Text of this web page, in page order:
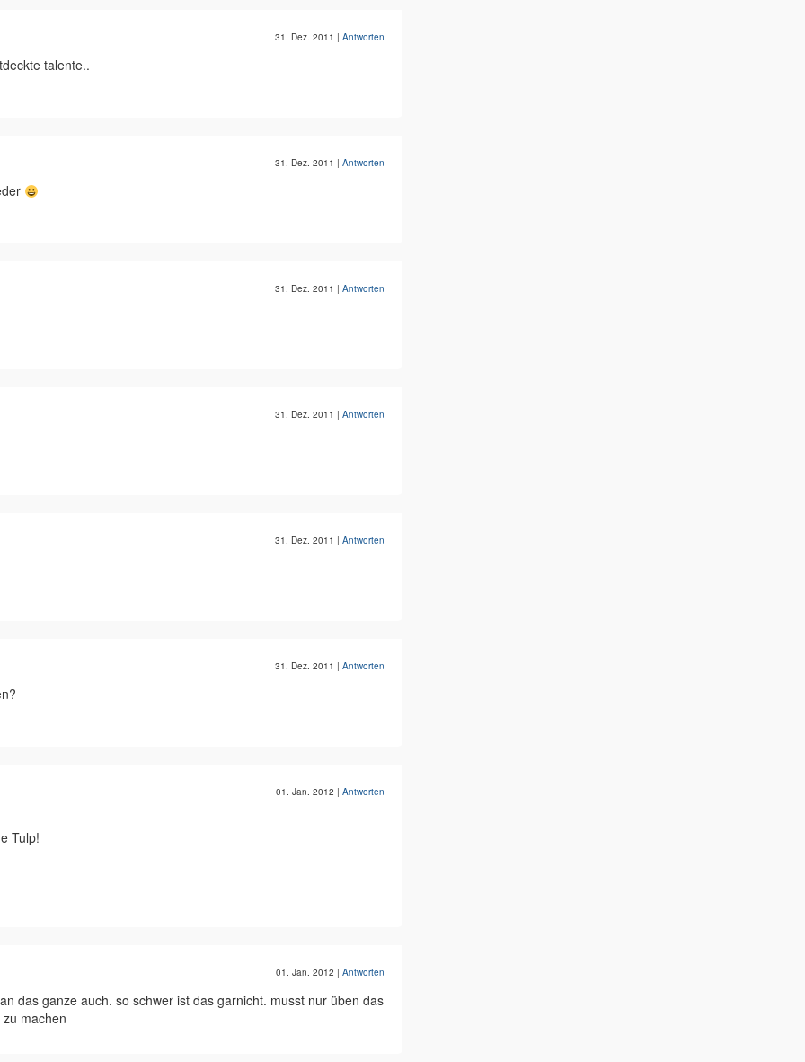
31. Dez. 2011 | Antworten
talente..
31. Dez. 2011 | Antworten
31. Dez. 2011 | Antworten
31. Dez. 2011 | Antworten
31. Dez. 2011 | Antworten
31. Dez. 2011 | Antworten
01. Jan. 2012 | Antworten
Tulp!
01. Jan. 2012 | Antworten
das ganze auch. so schwer ist das garnicht. musst nur üben das
machen